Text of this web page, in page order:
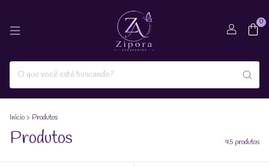
0
Início> Produtos
Produtos 45 produtos